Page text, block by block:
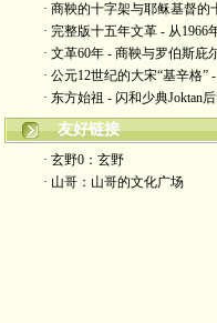
· 商鞅的十字架与耶稣基督的
· 完整版十五年文革 - 从1966
· 文革60年 - 商鞅与罗伯斯庇
· 公元12世纪的大宋“基辛格”
· 东方始祖 - 闪和少典Joktan
友好链接
· 玄野0：玄野
· 山哥：山哥的文化广场